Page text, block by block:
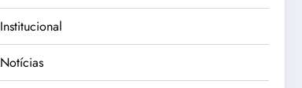
Institucional
Notícias